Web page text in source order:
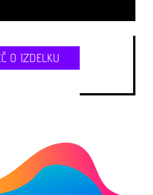
O IZDELKU